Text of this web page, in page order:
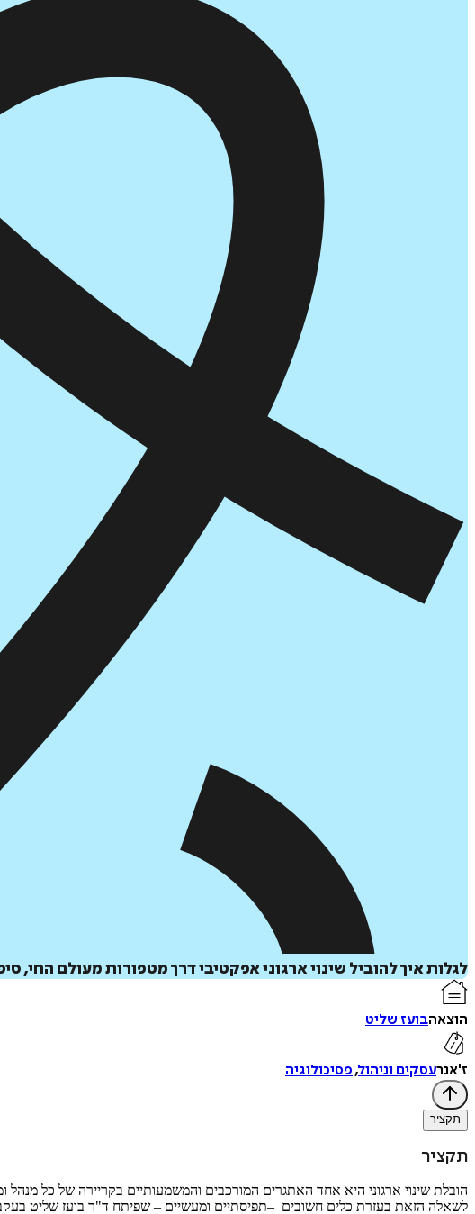
הוספה
לגלות איך להוביל שינוי ארגוני אפקטיבי דרך מטפורות מעולם החי,
הוצאהבועז שליט
ז'אנרעסקים וניהול,פסיכולוגיה
תקציר
תקציר
הובלת שינוי ארגוני היא אחד האתגרים המורכבים והמשמעותיים בקריירה של כל
לשאלה הזאת בעזרת כלים חשובים –תפיסתיים ומעשיים – שפיתח ד"ר בועז שליט בעקבות